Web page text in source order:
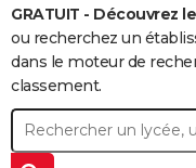
Retraite
Impôts
Epargne
Immobilier
Risques naturels par ville
Banque
Assurance
Crédit
AUTO
Essais
Réserver un essai
Citadines
Berlines
SUV
Forum auto
+
HIGH-TECH
BRICOLAGE
Forum
Aménagement intérieur
Extérieur
Cuisine
Salle de bains
Jardinage
Rangement
+WEEK-END
GRATUIT - Découvrez
ou recherchez un
dans le moteur de
classement.